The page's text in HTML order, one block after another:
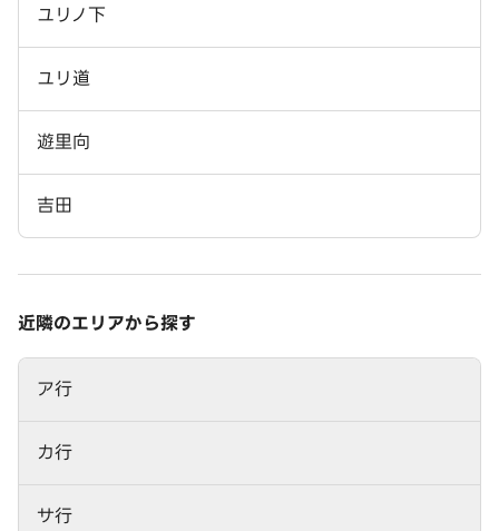
ユリノ下
ユリ道
遊里向
吉田
近隣のエリアから探す
ア行
カ行
サ行